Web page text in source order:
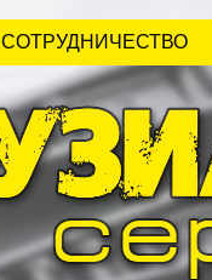
СОТРУДНИЧЕСТВО